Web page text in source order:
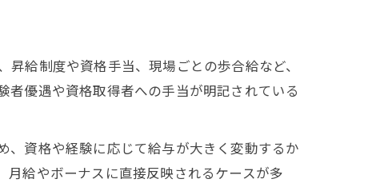
給制度や資格手当、現場ごとの歩合給など、
優遇や資格取得者への手当が明記されている
、資格や経験に応じて給与が大きく変動するか
給やボーナスに直接反映されるケースが多